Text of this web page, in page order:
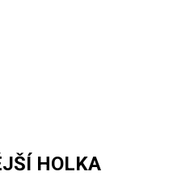
HOLKA